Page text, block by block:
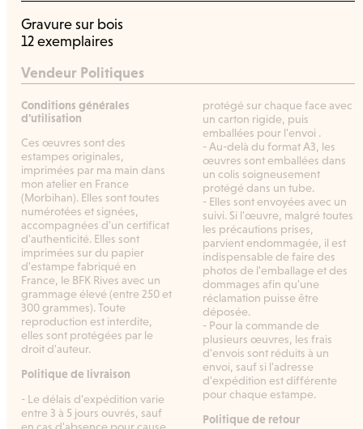
Gravure sur bois
12 exemplaires
Vendeur Politiques
Conditions générales
d'utilisation
Ces œuvres sont des
estampes originales,
imprimées par ma main dans
mon atelier en France
(Morbihan). Elles sont toutes
numérotées et signées,
accompagnées d'un certificat
d'authenticité. Elles sont
imprimées sur du papier
d'estampe fabriqué en
France, le BFK Rives avec un
grammage élevé (entre 250 et
300 grammes). Toute
reproduction est interdite,
elles sont protégées par le
droit d'auteur.
Politique de livraison
- Le délais d'expédition varie
entre 3 à 5 jours ouvrés, sauf
protégé sur chaque face avec
un carton rigide, puis
emballées pour l'envoi .
- Au-delà du format A3, les
œuvres sont emballées dans
un colis soigneusement
protégé dans un tube.
- Elles sont envoyées avec un
suivi. Si l'œuvre, malgré toutes
les précautions prises,
parvient endommagée, il est
indispensable de faire des
photos de l'emballage et des
dommages afin qu'une
réclamation puisse être
déposée.
- Pour la commande de
plusieurs œuvres, les frais
d'envois sont réduits à un
envoi, sauf si l'adresse
d'expédition est différente
pour chaque estampe.
Politique de retour